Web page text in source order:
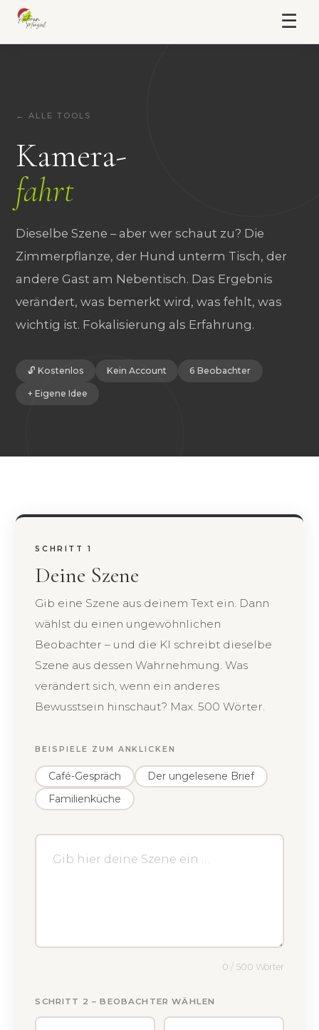
☰
← ALLE TOOLS
Kamera-
fahrt
Dieselbe Szene – aber wer schaut zu? Die
Zimmerpflanze, der Hund unterm Tisch, der
andere Gast am Nebentisch. Das Ergebnis
verändert, was bemerkt wird, was fehlt, was
wichtig ist. Fokalisierung als Erfahrung.
🔓 Kostenlos Kein Account 6 Beobachter
+ Eigene Idee
SCHRITT 1
Deine Szene
Gib eine Szene aus deinem Text ein. Dann
wählst du einen ungewöhnlichen
Beobachter – und die KI schreibt dieselbe
Szene aus dessen Wahrnehmung. Was
verändert sich, wenn ein anderes
Bewusstsein hinschaut? Max. 500 Wörter.
BEISPIELE ZUM ANKLICKEN
Café-Gespräch
Der ungelesene Brief
Familienküche
0 / 500 Wörter
SCHRITT 2 – BEOBACHTER WÄHLEN